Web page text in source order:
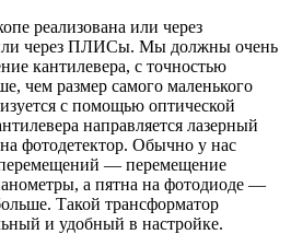
реализована или через
через ПЛИСы. Мы должны очень
кантилевера, с точностью
чем размер самого маленького
с помощью оптической
направляется лазерный
фотодетектор. Обычно у нас
перемещений — перемещение
а пятна на фотодиоде —
Такой трансформатор
и удобный в настройке.